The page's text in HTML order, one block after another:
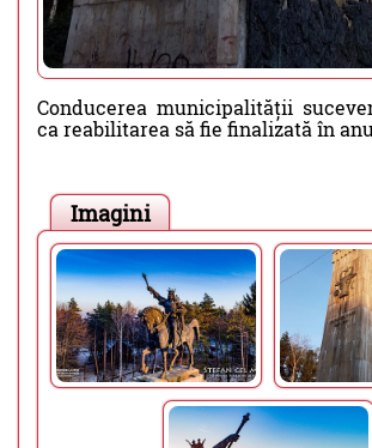
Conducerea municipalității
ca reabilitarea să fie finalizată în
Imagini